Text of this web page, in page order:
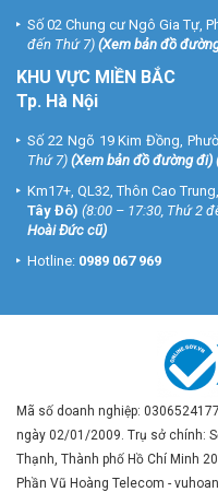
Số 02 Chung cư Ngô Gia Tự,
đến Thứ 7) (Xem bản đồ
KHU VỰC MIỀN BẮC
Tp. Hà Nội
Số 22 Ngõ 19 Kim Đồng,
Thứ 7) (Xem bản đồ đường đi)
Km17+, QL32, Thôn Cao
Tây Đô) (8:00 – 17:30, Thứ 2
Hoài Đức cũ)
Hotline: 0989 067 969
Mã số doanh nghiệp:
ngày 02/01/2009. Trụ sở chính:
Thạnh, Thành phố Hồ Chí Minh
Phần Vũ Hoàng Telecom -